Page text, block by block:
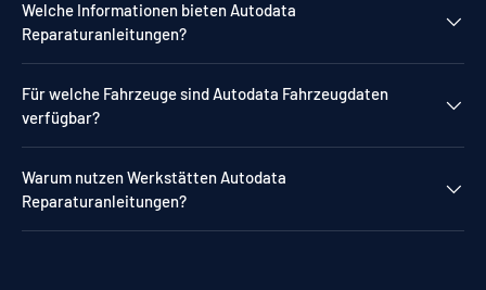
Welche Informationen bieten Autodata
Reparaturanleitungen?
Für welche Fahrzeuge sind Autodata Fahrzeugdaten
verfügbar?
Warum nutzen Werkstätten Autodata
Reparaturanleitungen?